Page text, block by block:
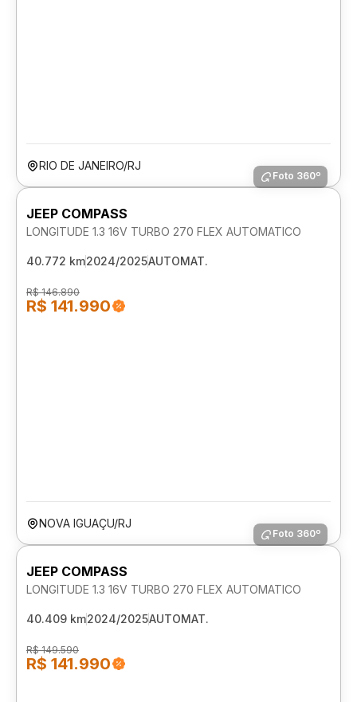
RIO DE JANEIRO/RJ
Foto 360º
JEEP COMPASS
LONGITUDE 1.3 16V TURBO 270 FLEX AUTOMATICO
40.772 km2024/2025AUTOMAT.
R$ 146.890
R$ 141.990
NOVA IGUAÇU/RJ
Foto 360º
JEEP COMPASS
LONGITUDE 1.3 16V TURBO 270 FLEX AUTOMATICO
40.409 km2024/2025AUTOMAT.
R$ 149.590
R$ 141.990